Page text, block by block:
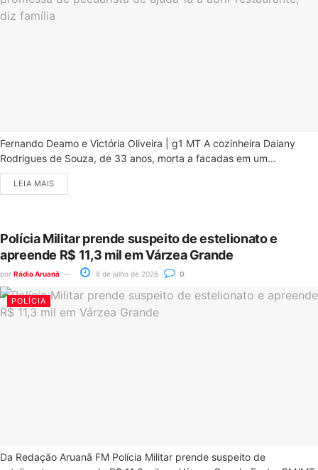
Fernando Deamo e Victória Oliveira | g1 MT A cozinheira Daiany
Rodrigues de Souza, de 33 anos, morta a facadas em um...
LEIA MAIS
Polícia Militar prende suspeito de estelionato e
apreende R$ 11,3 mil em Várzea Grande
por Rádio Aruanã 8 de julho de 2026 0
POLÍCIA
Da Redação Aruanã FM Polícia Militar prende suspeito de